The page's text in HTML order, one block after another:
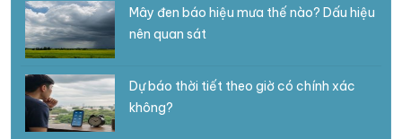
Mây đen báo hiệu mưa thế nào? Dấu hiệu
nên quan sát
Dự báo thời tiết theo giờ có chính xác
không?